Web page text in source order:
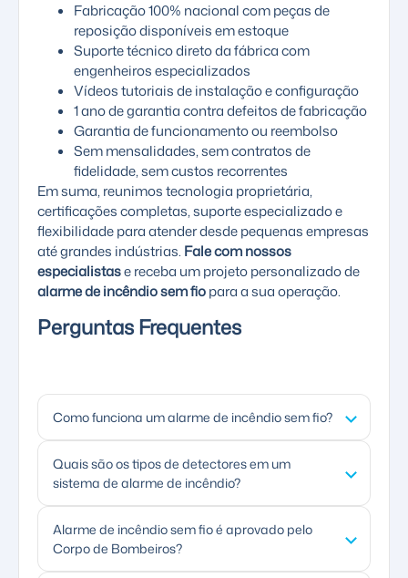
Fabricação 100% nacional com peças de
reposição disponíveis em estoque
Suporte técnico direto da fábrica com
engenheiros especializados
Vídeos tutoriais de instalação e configuração
1 ano de garantia contra defeitos de fabricação
Garantia de funcionamento ou reembolso
Sem mensalidades, sem contratos de
fidelidade, sem custos recorrentes
Em suma, reunimos tecnologia proprietária,
certificações completas, suporte especializado e
flexibilidade para atender desde pequenas empresas
até grandes indústrias. Fale com nossos
especialistase receba um projeto personalizado de
alarme de incêndio sem fiopara a sua operação.
Perguntas Frequentes
Como funciona um alarme de incêndio sem fio?
O alarme de incêndio sem fio utiliza
comunicação por radiofrequência entre os
detectores e a central. Quando um detector
identifica fumaça ou temperatura elevada,
transmite um sinal de rádio para a central,
Quais são os tipos de detectores em um
sistema de alarme de incêndio?
Os principais tipos são: detector de fumaça
óptico (identifica partículas de fumaça no ar),
detector de temperatura pontual (dispara
Alarme de incêndio sem fio é aprovado pelo
Corpo de Bombeiros?